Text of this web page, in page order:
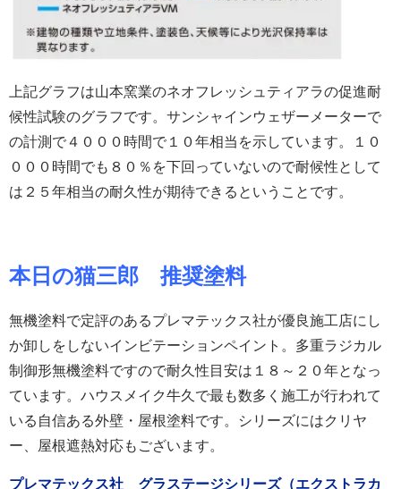
上記グラフは山本窯業のネオフレッシュティアラの促進耐
候性試験のグラフです。サンシャインウェザーメーターで
の計測で４０００時間で１０年相当を示しています。１０
０００時間でも８０％を下回っていないので耐候性として
は２５年相当の耐久性が期待できるということです。
本日の猫三郎 推奨塗料
無機塗料で定評のあるプレマテックス社が優良施工店にし
か卸しをしないインビテーションペイント。多重ラジカル
制御形無機塗料ですので耐久性目安は１８～２０年となっ
ています。ハウスメイク牛久で最も数多く施工が行われて
いる自信ある外壁・屋根塗料です。シリーズにはクリヤ
ー、屋根遮熱対応もございます。
プレマテックス社 グラステージシリーズ（エクストラカ